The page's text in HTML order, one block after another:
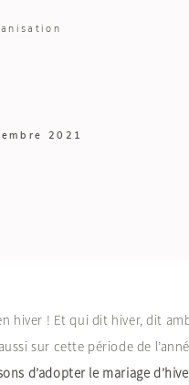
2021
hiver ! Et qui dit hiver, dit
sur cette période de
d’adopter le mariage